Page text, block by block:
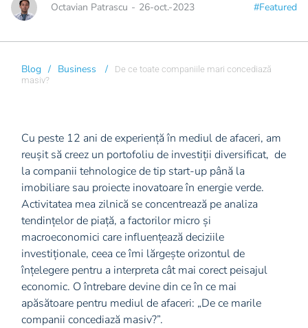
Octavian Patrascu - 26-oct.-2023 #Featured
Blog / Business /
De ce toate companiile mari concediază
masiv?
Cu peste 12 ani de experiență în mediul de afaceri, am
reușit să creez un portofoliu de investiții diversificat, de
la companii tehnologice de tip start-up până la
imobiliare sau proiecte inovatoare în energie verde.
Activitatea mea zilnică se concentrează pe analiza
tendințelor de piață, a factorilor micro și
macroeconomici care influențează deciziile
investiționale, ceea ce îmi lărgește orizontul de
înțelegere pentru a interpreta cât mai corect peisajul
economic. O întrebare devine din ce în ce mai
apăsătoare pentru mediul de afaceri: „De ce marile
companii concediază masiv?”.